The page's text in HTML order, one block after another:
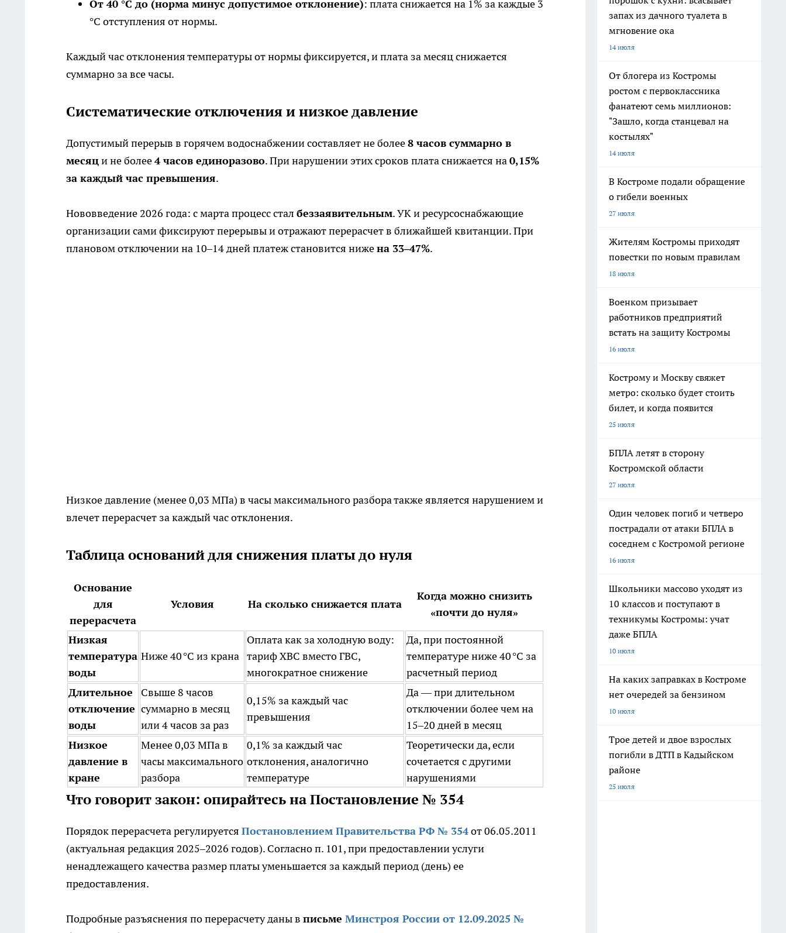
От 40 °C до (норма минус допустимое отклонение): плата снижается на 1% за каждые 3
°C отступления от нормы.
Каждый час отклонения температуры от нормы фиксируется, и плата за месяц снижается
суммарно за все часы.
Систематические отключения и низкое давление
Допустимый перерыв в горячем водоснабжении составляет не более8 часов суммарно в
месяци не более4 часов единоразово. При нарушении этих сроков плата снижается на0,15%
за каждый час превышения.
Нововведение 2026 года: с марта процесс стал беззаявительным. УК и ресурсоснабжающие
организации сами фиксируют перерывы и отражают перерасчет в ближайшей квитанции. При
плановом отключении на 10–14 дней платеж становится нижена 33–47%.
Низкое давление (менее 0,03 МПа) в часы максимального разбора также является нарушением и
влечет перерасчет за каждый час отклонения.
Таблица оснований для снижения платы до нуля
Основание
для
перерасчета
Условия На сколько снижается плата
Когда можно снизить
«почти до нуля»
Низкая
температура
воды
Ниже 40 °C из крана
Оплата как за холодную воду:
тариф ХВС вместо ГВС,
многократное снижение
Да, при постоянной
температуре ниже 40 °C за
расчетный период
Длительное
отключение
воды
Свыше 8 часов
суммарно в месяц
или 4 часов за раз
0,15% за каждый час
превышения
Да — при длительном
отключении более чем на
15–20 дней в месяц
Низкое
давление в
кране
Менее 0,03 МПа в
часы максимального
разбора
0,1% за каждый час
отклонения, аналогично
температуре
Теоретически да, если
сочетается с другими
нарушениями
Что говорит закон: опирайтесь на Постановление № 354
Порядок перерасчета регулируется Постановлением Правительства РФ № 354от 06.05.2011
(актуальная редакция 2025–2026 годов). Согласно п. 101, при предоставлении услуги
ненадлежащего качества размер платы уменьшается за каждый период (день) ее
предоставления.
Подробные разъяснения по перерасчету даны в письме Минстроя России от 12.09.2025 №
запах из дачного туалета в
мгновение ока
14 июля
От блогера из Костромы
ростом с первоклассника
фанатеют семь миллионов:
"Зашло, когда станцевал на
костылях"
14 июля
В Костроме подали обращение
о гибели военных
27 июля
Жителям Костромы приходят
повестки по новым правилам
18 июля
Военком призывает
работников предприятий
встать на защиту Костромы
16 июля
Кострому и Москву свяжет
метро: сколько будет стоить
билет, и когда появится
25 июля
БПЛА летят в сторону
Костромской области
27 июля
Один человек погиб и четверо
пострадали от атаки БПЛА в
соседнем с Костромой регионе
16 июля
Школьники массово уходят из
10 классов и поступают в
техникумы Костромы: учат
даже БПЛА
10 июля
На каких заправках в Костроме
нет очередей за бензином
10 июля
Трое детей и двое взрослых
погибли в ДТП в Кадыйском
районе
25 июля